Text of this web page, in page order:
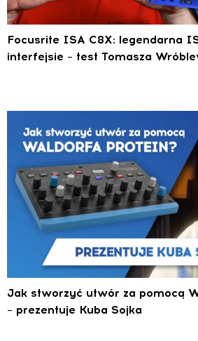
Focusrite ISA C8X: legendarna
interfejsie – test Tomasza
Jak stworzyć utwór za pomocą
– prezentuje Kuba Sojka